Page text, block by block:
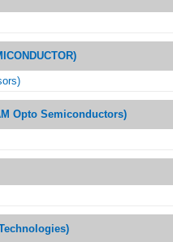
Opto Semiconductors)